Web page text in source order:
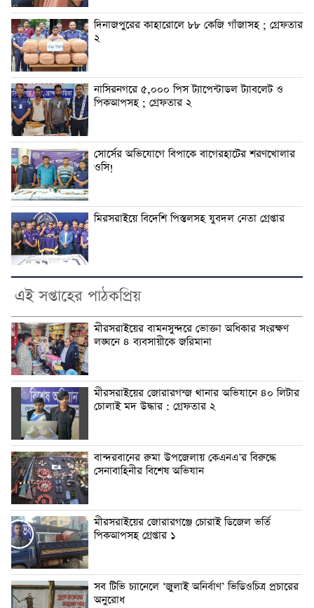
দিনাজপুরের কাহারোলে ৮৮ কেজি গাঁজাসহ ; গ্রেফতার
২
নাসিরনগরে ৫,০০০ পিস ট্যাপেন্টাডল ট্যাবলেট ও
পিকআপসহ ; গ্রেফতার ২
সোর্সের অভিযোগে বিপাকে বাগেরহাটের শরণখোলার
ওসি!
মিরসরাইয়ে বিদেশি পিস্তলসহ যুবদল নেতা গ্রেপ্তার
এই সপ্তাহের পাঠকপ্রিয়
মীরসরাইয়ের বামনসুন্দরে ভোক্তা অধিকার সংরক্ষণ
লঙ্ঘনে ৪ ব্যবসায়ীকে জরিমানা
মীরসরাইয়ের জোরারগন্জ থানার অভিযানে ৪০ লিটার
চোলাই মদ উদ্ধার : গ্রেফতার ২
বান্দরবানের রুমা উপজেলায় কেএনএ’র বিরুদ্ধে
সেনাবাহিনীর বিশেষ অভিযান
মীরসরাইয়ের জোরারগঞ্জে চোরাই ডিজেল ভর্তি
পিকআপসহ গ্রেপ্তার ১
সব টিভি চ্যানেলে ‘জুলাই অনির্বাণ’ ভিডিওচিত্র প্রচারের
অনুরোধ